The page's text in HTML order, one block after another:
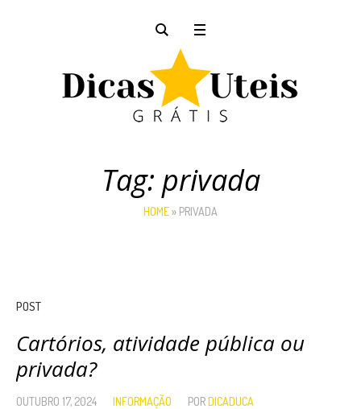
Tag: privada
HOME» PRIVADA
POST
Cartórios, atividade pública ou
privada?
OUTUBRO 17, 2024 INFORMAÇÃO PORDICADUCA